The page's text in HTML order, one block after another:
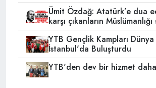
Ümit Özdağ: Atatürk’e dua
karşı çıkanların
YTB Gençlik Kampları
İstanbul'da Buluşturdu
YTB'den dev bir hizmet